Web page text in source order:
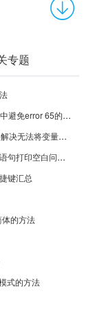
专题
Keil5怎么在软件仿真中避免error 65-Keil5在软件仿真中避免error 65的方法
Keil5怎么解决无法将变量或函数Go To到定义处-Keil5解决无法将变量或函数Go To到定义处的方法
Keil5怎么解决printf语句打印空白问题-Keil5解决printf语句打印空白问题的方法
键汇总
的方法
式的方法